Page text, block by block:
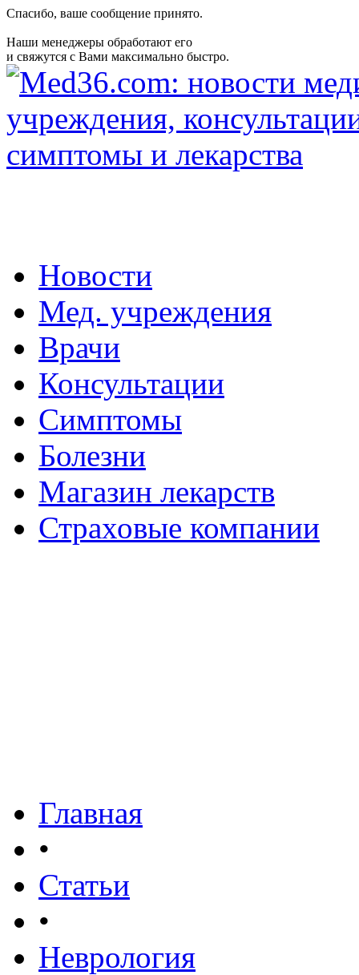
Спасибо, ваше сообщение принято.
Наши менеджеры обработают его
и свяжутся с Вами максимально быстро.
Новости
Мед. учреждения
Врачи
Консультации
Симптомы
Болезни
Магазин лекарств
Страховые компании
Главная
•
Статьи
•
Неврология